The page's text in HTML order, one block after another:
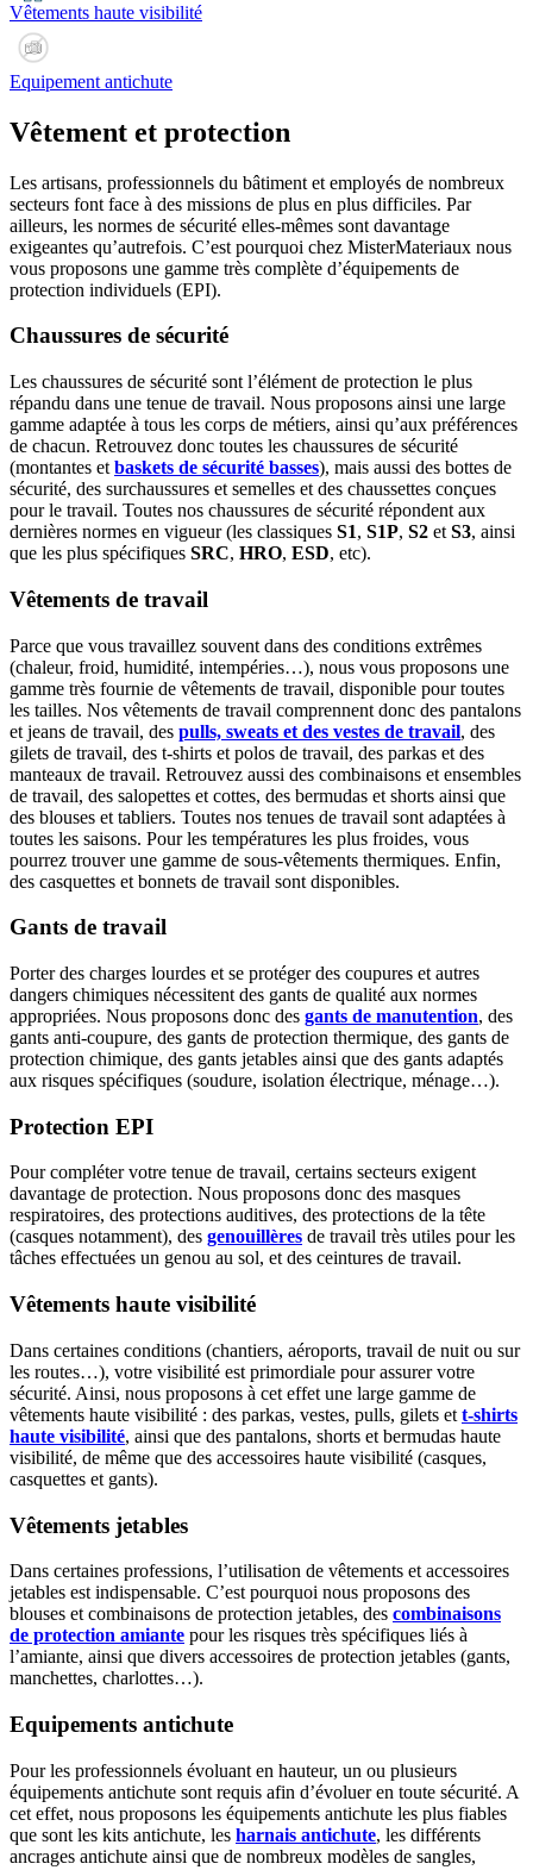
Vêtements haute visibilité
Equipement antichute
Vêtement et protection
Les artisans, professionnels du bâtiment et employés de nombreux
secteurs font face à des missions de plus en plus difficiles. Par
ailleurs, les normes de sécurité elles-mêmes sont davantage
exigeantes qu’autrefois. C’est pourquoi chez MisterMateriaux nous
vous proposons une gamme très complète d’équipements de
protection individuels (EPI).
Chaussures de sécurité
Les chaussures de sécurité sont l’élément de protection le plus
répandu dans une tenue de travail. Nous proposons ainsi une large
gamme adaptée à tous les corps de métiers, ainsi qu’aux préférences
de chacun. Retrouvez donc toutes les chaussures de sécurité
(montantes et baskets de sécurité basses), mais aussi des bottes de
sécurité, des surchaussures et semelles et des chaussettes conçues
pour le travail. Toutes nos chaussures de sécurité répondent aux
dernières normes en vigueur (les classiques S1, S1P, S2 et S3, ainsi
que les plus spécifiques SRC, HRO, ESD, etc).
Vêtements de travail
Parce que vous travaillez souvent dans des conditions extrêmes
(chaleur, froid, humidité, intempéries…), nous vous proposons une
gamme très fournie de vêtements de travail, disponible pour toutes
les tailles. Nos vêtements de travail comprennent donc des pantalons
et jeans de travail, des pulls, sweats et des vestes de travail, des
gilets de travail, des t-shirts et polos de travail, des parkas et des
manteaux de travail. Retrouvez aussi des combinaisons et ensembles
de travail, des salopettes et cottes, des bermudas et shorts ainsi que
des blouses et tabliers. Toutes nos tenues de travail sont adaptées à
toutes les saisons. Pour les températures les plus froides, vous
pourrez trouver une gamme de sous-vêtements thermiques. Enfin,
des casquettes et bonnets de travail sont disponibles.
Gants de travail
Porter des charges lourdes et se protéger des coupures et autres
dangers chimiques nécessitent des gants de qualité aux normes
appropriées. Nous proposons donc des gants de manutention, des
gants anti-coupure, des gants de protection thermique, des gants de
protection chimique, des gants jetables ainsi que des gants adaptés
aux risques spécifiques (soudure, isolation électrique, ménage…).
Protection EPI
Pour compléter votre tenue de travail, certains secteurs exigent
davantage de protection. Nous proposons donc des masques
respiratoires, des protections auditives, des protections de la tête
(casques notamment), des genouillères de travail très utiles pour les
tâches effectuées un genou au sol, et des ceintures de travail.
Vêtements haute visibilité
Dans certaines conditions (chantiers, aéroports, travail de nuit ou sur
les routes…), votre visibilité est primordiale pour assurer votre
sécurité. Ainsi, nous proposons à cet effet une large gamme de
vêtements haute visibilité : des parkas, vestes, pulls, gilets et t-shirts
haute visibilité, ainsi que des pantalons, shorts et bermudas haute
visibilité, de même que des accessoires haute visibilité (casques,
casquettes et gants).
Vêtements jetables
Dans certaines professions, l’utilisation de vêtements et accessoires
jetables est indispensable. C’est pourquoi nous proposons des
blouses et combinaisons de protection jetables, des combinaisons
de protection amiante pour les risques très spécifiques liés à
l’amiante, ainsi que divers accessoires de protection jetables (gants,
manchettes, charlottes…).
Equipements antichute
Pour les professionnels évoluant en hauteur, un ou plusieurs
équipements antichute sont requis afin d’évoluer en toute sécurité. A
cet effet, nous proposons les équipements antichute les plus fiables
que sont les kits antichute, les harnais antichute, les différents
ancrages antichute ainsi que de nombreux modèles de sangles,